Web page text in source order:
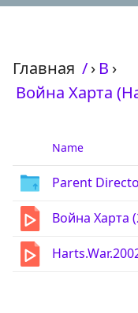
Главная /› В ›
Война Харта
Name
Parent
Война Харта